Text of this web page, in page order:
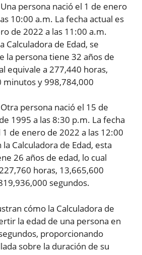
persona nació el 1 de enero
10:00 a.m. La fecha actual es
de 2022 a las 11:00 a.m.
Calculadora de Edad, se
la persona tiene 32 años de
equivale a 277,440 horas,
minutos y 998,784,000
persona nació el 15 de
1995 a las 8:30 p.m. La fecha
1 de enero de 2022 a las 12:00
la Calculadora de Edad, esta
26 años de edad, lo cual
horas, 13,665,600
segundos.
cómo la Calculadora de
la edad de una persona en
proporcionando
sobre la duración de su